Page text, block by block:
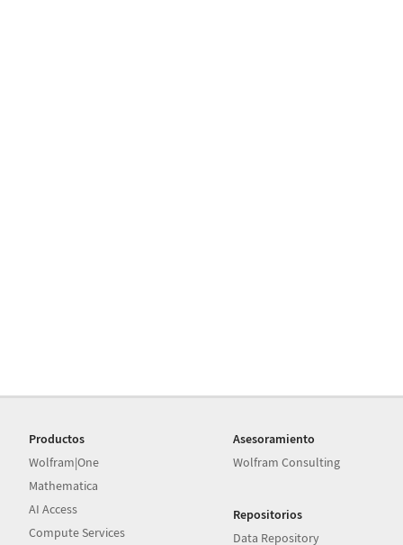
Productos
Wolfram|One
Mathematica
AI Access
Compute Services
Asesoramiento
Wolfram Consulting
Repositorios
Data Repository